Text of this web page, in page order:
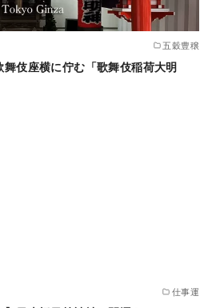
五穀豊穣
伎座横に佇む「歌舞伎稲荷大明
仕事運